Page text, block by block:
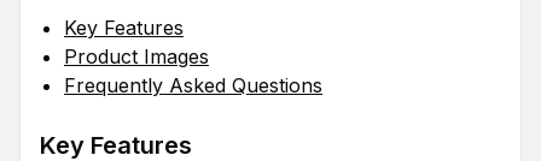
Key Features
Product Images
Frequently Asked Questions
Key Features